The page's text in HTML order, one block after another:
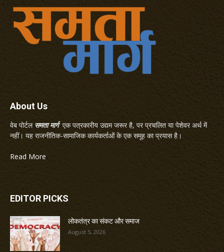
About Us
वेब पोर्टल समता मार्गएक पत्रकारीय उद्यम जरूर है, पर प्रचलित या पेशेवर अर्थ में
नहीं। यह राजनीतिक-सामाजिक कार्यकर्ताओं के एक समूह का प्रयास है।
Read More
EDITOR PICKS
लोकतंत्र का संकट और समाज
August 5, 2026